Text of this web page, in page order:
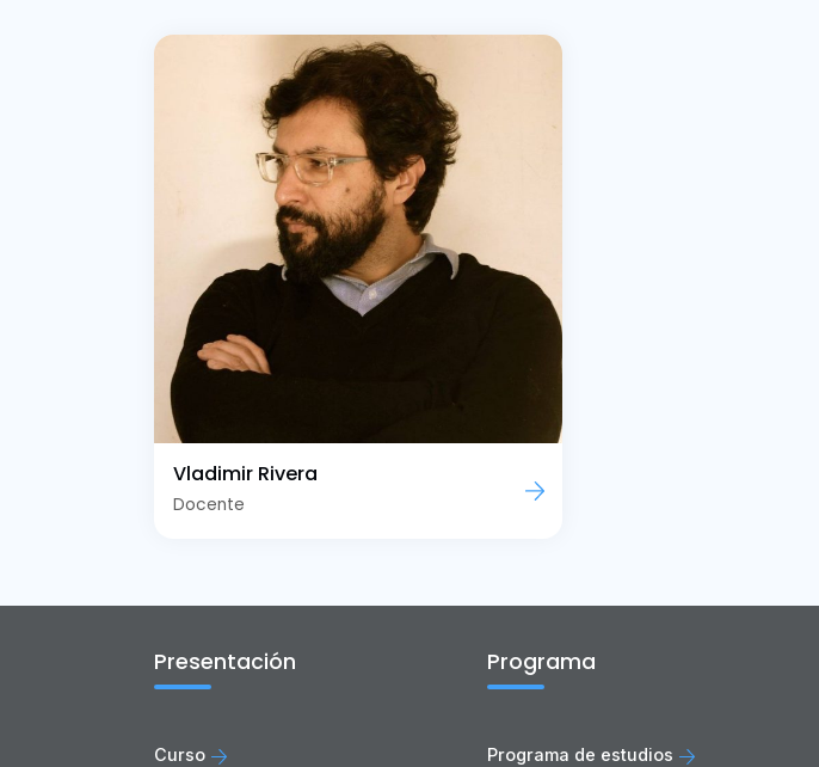
Vladimir Rivera
Docente
Presentación
Curso
Programa
Programa de estudios